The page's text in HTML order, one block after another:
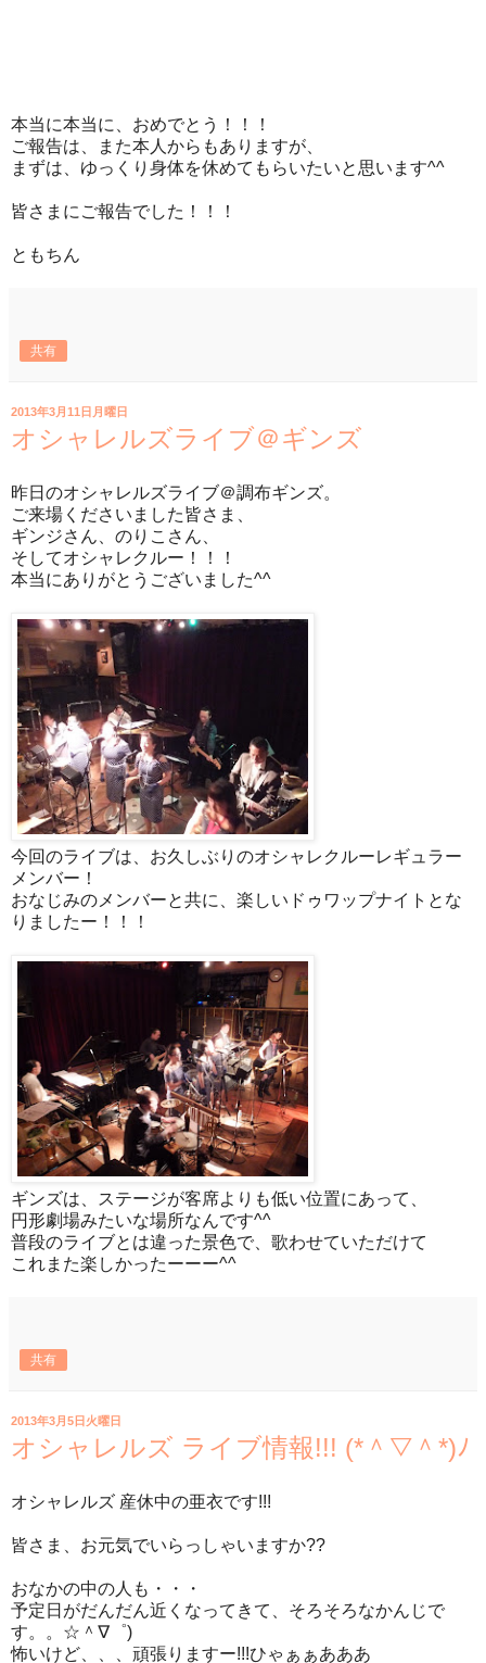
本当に本当に、おめでとう！！！
ご報告は、また本人からもありますが、
まずは、ゆっくり身体を休めてもらいたいと思います^^
皆さまにご報告でした！！！
ともちん
共有
2013年3月11日月曜日
オシャレルズライブ＠ギンズ
昨日のオシャレルズライブ＠調布ギンズ。
ご来場くださいました皆さま、
ギンジさん、のりこさん、
そしてオシャレクルー！！！
本当にありがとうございました^^
今回のライブは、お久しぶりのオシャレクルーレギュラー
メンバー！
おなじみのメンバーと共に、楽しいドゥワップナイトとな
りましたー！！！
ギンズは、ステージが客席よりも低い位置にあって、
円形劇場みたいな場所なんです^^
普段のライブとは違った景色で、歌わせていただけて
これまた楽しかったーーー^^
共有
2013年3月5日火曜日
オシャレルズ ライブ情報!!! (*＾▽＾*)ﾉ
オシャレルズ 産休中の亜衣です!!!
皆さま、お元気でいらっしゃいますか??
おなかの中の人も・・・
予定日がだんだん近くなってきて、そろそろなかんじで
す。。☆＾∇゜)
怖いけど、、、頑張りますー!!!ひゃぁぁあああ